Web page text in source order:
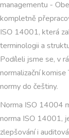
managementu -
kompletně
ISO 14001, která
terminologii a
Podíleli jsme se, v
normalizační
normy do češtiny.
Norma ISO 14004
norma ISO 14001,
zlepšování i